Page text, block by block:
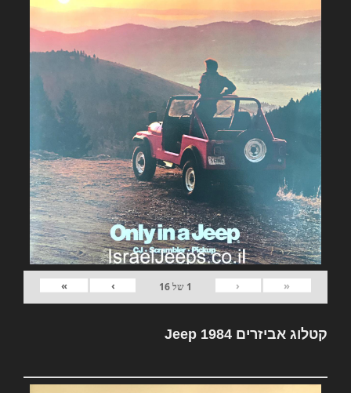
«
‹
1 של16
›
»
קטלוג אביזרים Jeep 1984